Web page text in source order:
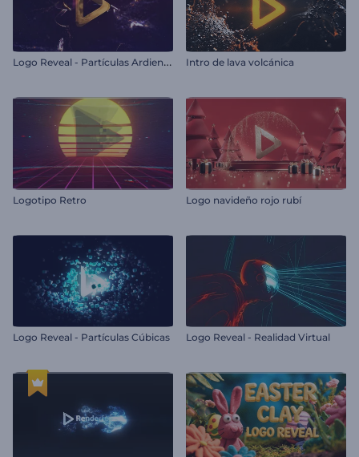
L
ogo Reveal - Partículas Ardientes Intro de lava volcánica
Logotipo Retro Logo navideño rojo rubí
Logo Reveal - Partículas Cúbicas Logo Reveal - Realidad Virtual